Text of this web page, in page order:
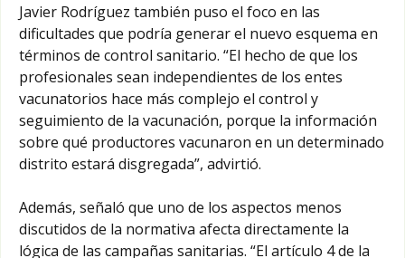
Javier Rodríguez también puso el foco en las
dificultades que podría generar el nuevo esquema en
términos de control sanitario. “El hecho de que los
profesionales sean independientes de los entes
vacunatorios hace más complejo el control y
seguimiento de la vacunación, porque la información
sobre qué productores vacunaron en un determinado
distrito estará disgregada”, advirtió.
Además, señaló que uno de los aspectos menos
discutidos de la normativa afecta directamente la
lógica de las campañas sanitarias. “El artículo 4 de la